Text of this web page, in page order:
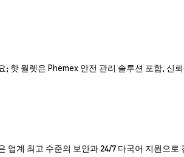
핫 월렛은 Phemex 안전 관리 솔루션 포함, 신
업계 최고 수준의 보안과 24/7 다국어 지원으로